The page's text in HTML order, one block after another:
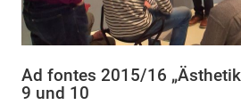
Ad fontes 2015/16
9 und 10